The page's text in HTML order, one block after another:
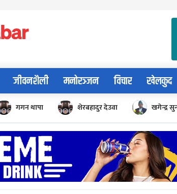
जीवनशैली मनोरञ्जन विचार खेलकुद
गगन थापा शेरबहादुर देउवा खगेन्द्र